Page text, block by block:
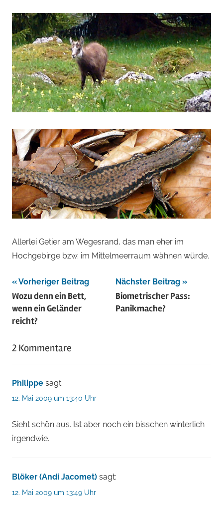
Allerlei Getier am Wegesrand, das man eher im
Hochgebirge bzw. im Mittelmeerraum wähnen würde.
Beitragsnavigation
Vorheriger Beitrag
Wozu denn ein Bett,
wenn ein Geländer
reicht?
Nächster Beitrag
Biometrischer Pass:
Panikmache?
2 Kommentare
Philippe sagt:
12. Mai 2009 um 13:40 Uhr
Sieht schön aus. Ist aber noch ein bisschen winterlich
irgendwie.
Blöker (Andi Jacomet) sagt:
12. Mai 2009 um 13:49 Uhr